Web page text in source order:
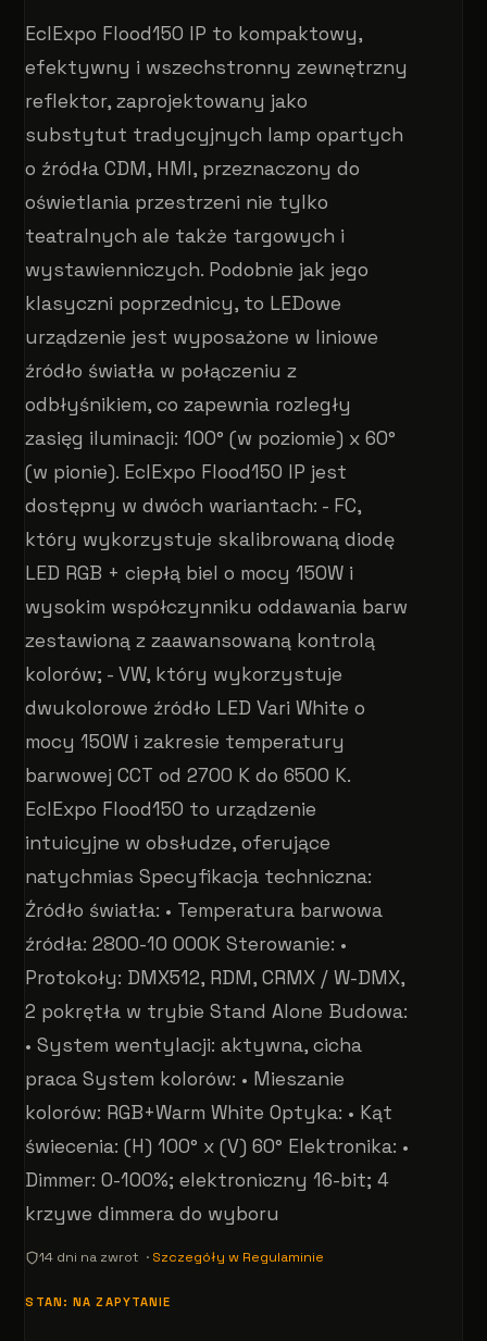
EclExpo Flood150 IP to kompaktowy,
efektywny i wszechstronny zewnętrzny
reflektor, zaprojektowany jako
substytut tradycyjnych lamp opartych
o źródła CDM, HMI, przeznaczony do
oświetlania przestrzeni nie tylko
teatralnych ale także targowych i
wystawienniczych. Podobnie jak jego
klasyczni poprzednicy, to LEDowe
urządzenie jest wyposażone w liniowe
źródło światła w połączeniu z
odbłyśnikiem, co zapewnia rozległy
zasięg iluminacji: 100° (w poziomie) x 60°
(w pionie). EclExpo Flood150 IP jest
dostępny w dwóch wariantach: - FC,
który wykorzystuje skalibrowaną diodę
LED RGB + ciepłą biel o mocy 150W i
wysokim współczynniku oddawania barw
zestawioną z zaawansowaną kontrolą
kolorów; - VW, który wykorzystuje
dwukolorowe źródło LED Vari White o
mocy 150W i zakresie temperatury
barwowej CCT od 2700 K do 6500 K.
EclExpo Flood150 to urządzenie
intuicyjne w obsłudze, oferujące
natychmias Specyfikacja techniczna:
Źródło światła: • Temperatura barwowa
źródła: 2800-10 000K Sterowanie: •
Protokoły: DMX512, RDM, CRMX / W-DMX,
2 pokrętła w trybie Stand Alone Budowa:
• System wentylacji: aktywna, cicha
praca System kolorów: • Mieszanie
kolorów: RGB+Warm White Optyka: • Kąt
świecenia: (H) 100° x (V) 60° Elektronika: •
Dimmer: 0-100%; elektroniczny 16-bit; 4
krzywe dimmera do wyboru
14 dni na zwrot · Szczegóły w Regulaminie
STAN: NA ZAPYTANIE